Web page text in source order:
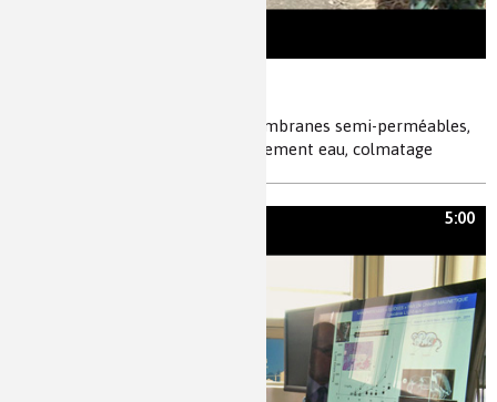
osmose inverse, cartouches à membranes semi-perméables,
ions, désalement, eau douce, traitement eau, colmatage
5:00